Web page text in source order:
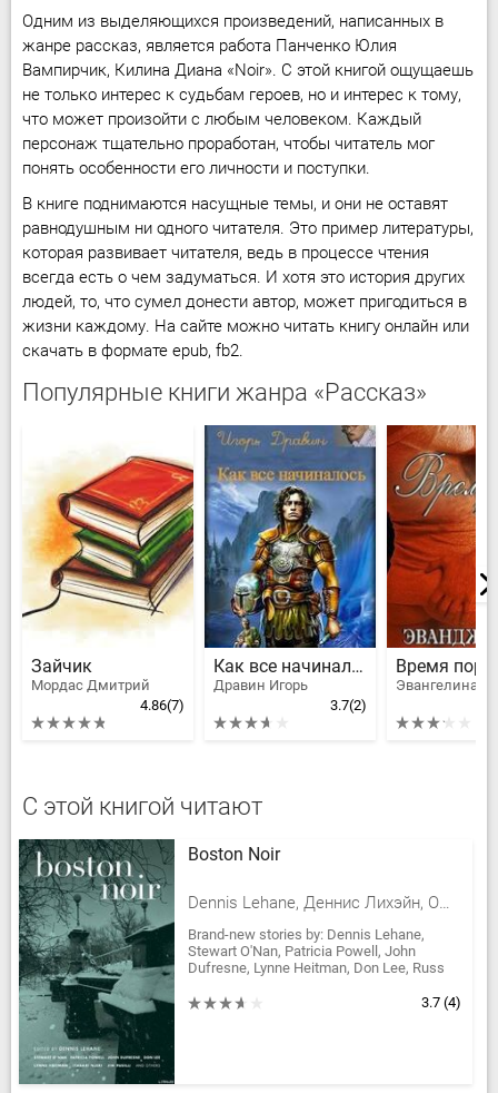
Одним из выделяющихся произведений, написанных в
жанре рассказ, является работа Панченко Юлия
Вампирчик, Килина Диана «Noir». С этой книгой ощущаешь
не только интерес к судьбам героев, но и интерес к тому,
что может произойти с любым человеком. Каждый
персонаж тщательно проработан, чтобы читатель мог
понять особенности его личности и поступки.
В книге поднимаются насущные темы, и они не оставят
равнодушным ни одного читателя. Это пример литературы,
которая развивает читателя, ведь в процессе чтения
всегда есть о чем задуматься. И хотя это история других
людей, то, что сумел донести автор, может пригодиться в
жизни каждому. На сайте можно читать книгу онлайн или
скачать в формате epub, fb2.
Популярные книги жанра «Рассказ»
Зайчик
Мордас Дмитрий
4.86(7)
Как все начиналось
Дравин Игорь
3.7(2)
Время
Эвангелина
С этой книгой читают
Boston Noir
Dennis Lehane, Деннис Лихэйн, ОНэн Стюарт, Heitman Lynne, Cameron Dana, Пауэлл Патриция, Дюфрейн Джон, Аборн Расс, Дюбуа Брендан, Ли Дон, Фузилли Джим, Njeri Itabari
Brand-new stories by: Dennis Lehane,
Stewart O'Nan, Patricia Powell, John
Dufresne, Lynne Heitman, Don Lee, Russ
DuBois, and...
3.7 (4)